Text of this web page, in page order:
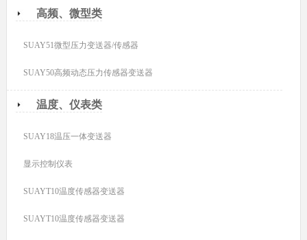
高频、微型类
SUAY51微型压力变送器/传感器
SUAY50高频动态压力传感器变送器
温度、仪表类
SUAY18温压一体变送器
显示控制仪表
SUAYT10温度传感器变送器
SUAYT10温度传感器变送器